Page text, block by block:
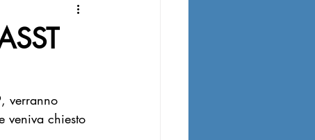
verranno
veniva chiesto